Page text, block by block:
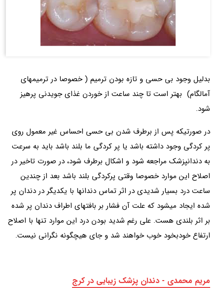
بدلیل وجود بی حسی و تازه بودن ترمیم ( خصوصا در ترمیمهای
آمالگام) بهتر است تا چند ساعت از خوردن غذای جویدنی پرهیز
شود.
در صورتیکه پس از برطرف شدن بی حسی احساس غیر معمول روی
پر کردگی وجود داشته باشد یا پر کردگی ما بلند باشد باید به سرعت
به دندانپزشک مراجعه شود و اشکال برطرف شود، در صورت تاخیر در
اصلاح این موارد خصوصا وقتی پرکردگی بلند باشد بعد از چندین
ساعت درد بسیار شدیدی در اثر تماس دندانها با یکدیگر در دندان پر
شده ایجاد میشود که علت آن فشار بر بافتهای اطراف دندان پر شده
بر اثر بلندی هست. علی رغم شدید بودن درد این موارد تنها با اصلاح
ارتفاع خودبخود خوب خواهند شد و جای هیچگونه نگرانی نیست.
مریم محمدی - دندان پزشک زیبایی در کرج